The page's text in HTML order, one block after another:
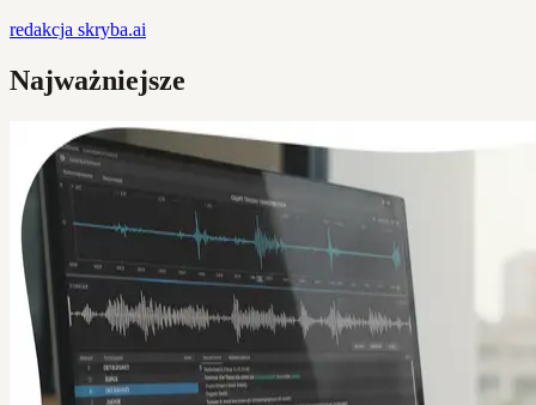
redakcja skryba.ai
Najważniejsze